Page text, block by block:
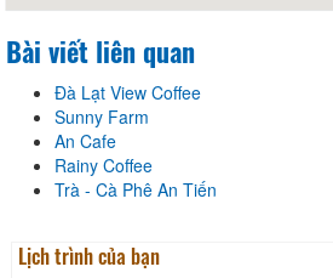
Bài viết liên quan
Đà Lạt View Coffee
Sunny Farm
An Cafe
Rainy Coffee
Trà - Cà Phê An Tiến
Lịch trình của bạn